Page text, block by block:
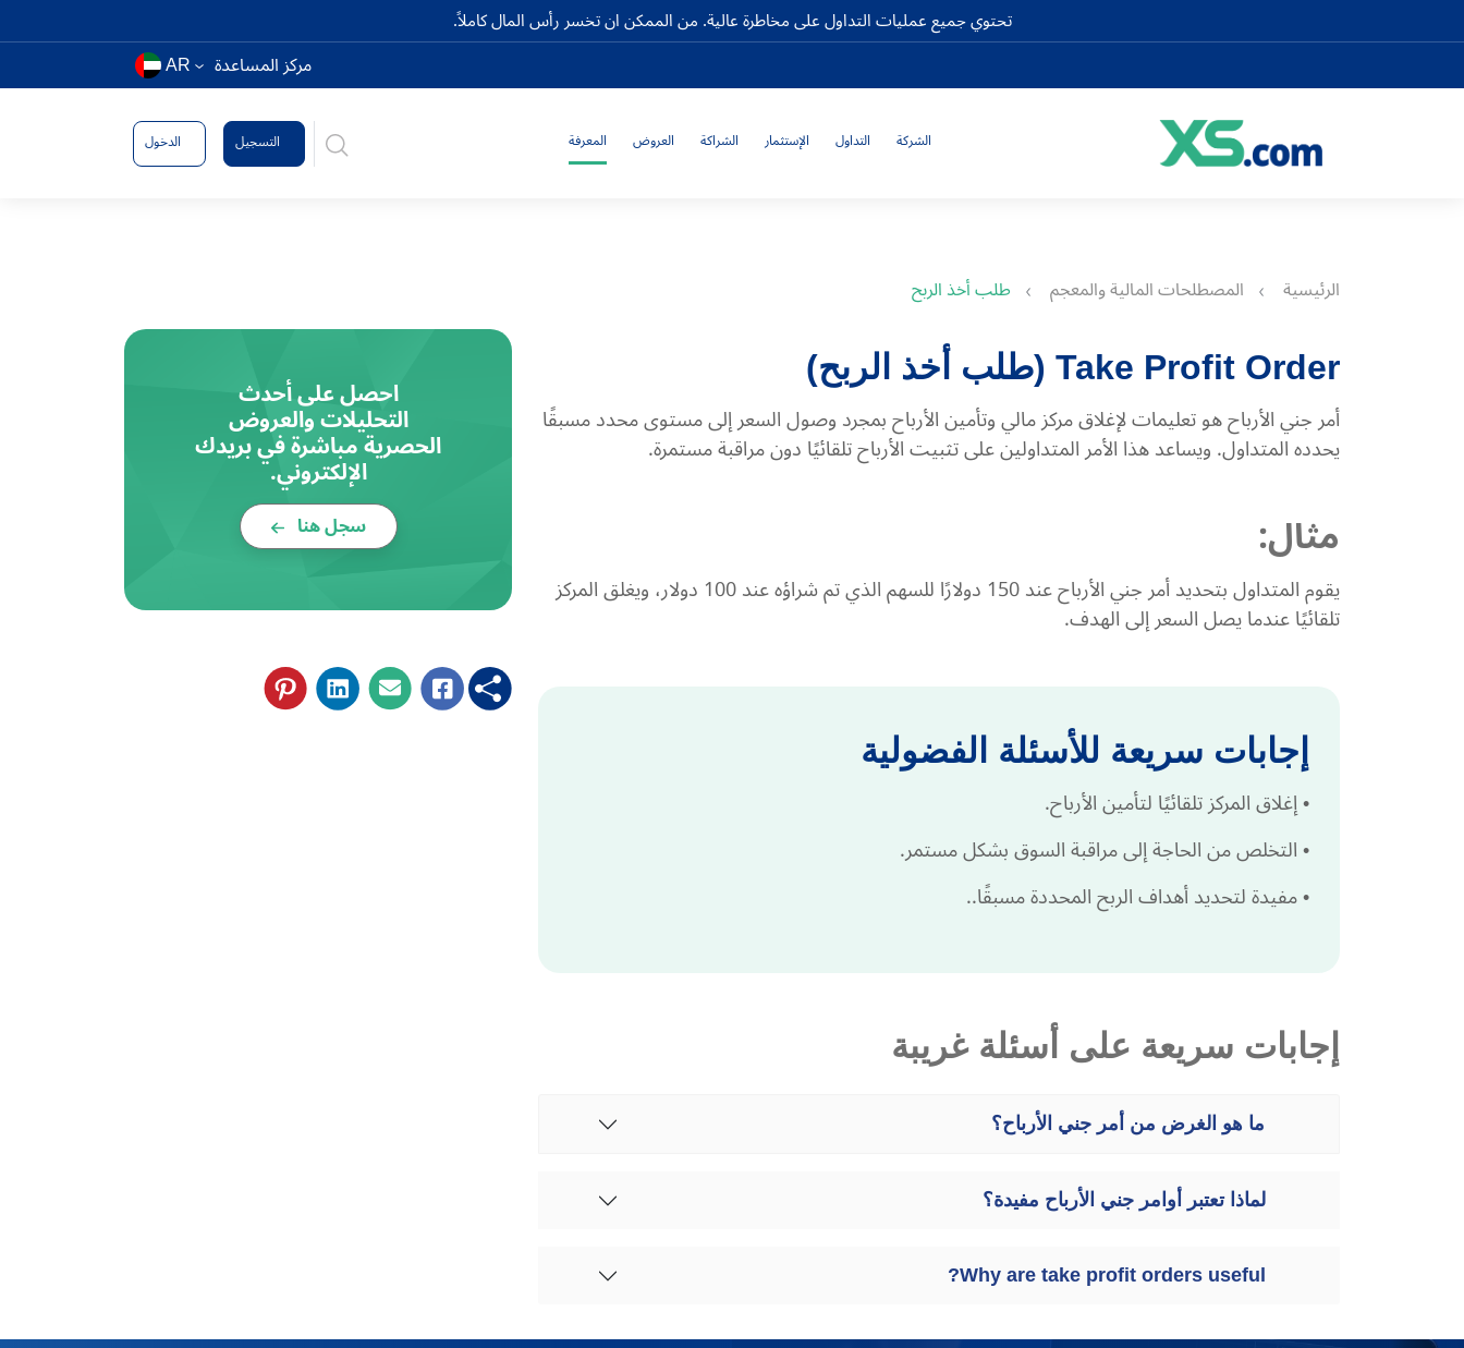
تحتوي جميع عمليات التداول على مخاطرة عالية. من الممكن ان تخسر رأس المال كاملاً.
مركز المساعدة AR
الشركة التداول الإستثمار الشراكة العروض المعرفة التسجيل الدخول
الرئيسية المصطلحات المالية والمعجم طلب أخذ الربح
Take Profit Order (طلب أخذ الربح)
أمر جني الأرباح هو تعليمات لإغلاق مركز مالي وتأمين الأرباح بمجرد وصول السعر إلى مستوى محدد مسبقًا
يحدده المتداول. ويساعد هذا الأمر المتداولين على تثبيت الأرباح تلقائيًا دون مراقبة مستمرة.
مثال:
يقوم المتداول بتحديد أمر جني الأرباح عند 150 دولارًا للسهم الذي تم شراؤه عند 100 دولار، ويغلق المركز
تلقائيًا عندما يصل السعر إلى الهدف.
إجابات سريعة للأسئلة الفضولية
•إغلاق المركز تلقائيًا لتأمين الأرباح.
•التخلص من الحاجة إلى مراقبة السوق بشكل مستمر.
•مفيدة لتحديد أهداف الربح المحددة مسبقًا..
إجابات سريعة على أسئلة غريبة
ما هو الغرض من أمر جني الأرباح؟
لماذا تعتبر أوامر جني الأرباح مفيدة؟
Why are take profit orders useful?
احصل على أحدث
التحليلات والعروض
الحصرية مباشرة في بريدك
الإلكتروني.
سجل هنا